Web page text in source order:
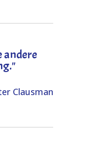
andere
Clausman